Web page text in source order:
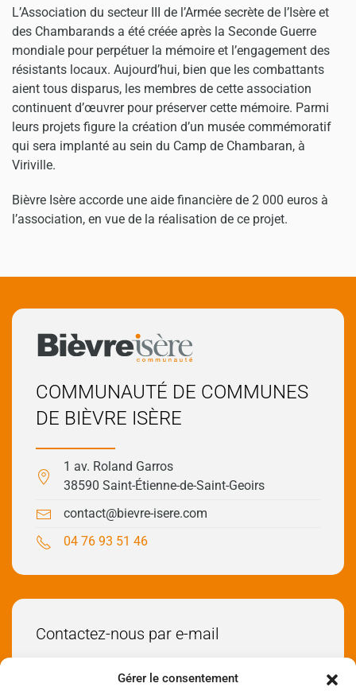
Gérer le consentement
L’Association du secteur III de l’Armée secrète de l’Isère et
des Chambarands a été créée après la Seconde Guerre
mondiale pour perpétuer la mémoire et l’engagement des
résistants locaux. Aujourd’hui, bien que les combattants
aient tous disparus, les membres de cette association
continuent d’œuvrer pour préserver cette mémoire. Parmi
leurs projets figure la création d’un musée commémoratif
qui sera implanté au sein du Camp de Chambaran, à
Viriville.
Bièvre Isère accorde une aide financière de 2 000 euros à
l’association, en vue de la réalisation de ce projet.
COMMUNAUTÉ DE COMMUNES
DE BIÈVRE ISÈRE
1 av. Roland Garros
38590 Saint-Étienne-de-Saint-Geoirs
contact@bievre-isere.com
04 76 93 51 46
Contactez-nous par e-mail
Envoyez-nous un e-mail